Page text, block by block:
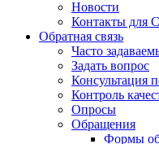
Новости
Контакты для
Обратная связь
Часто
Задать вопрос
Консультация
Контроль
Опросы
Обращения
Формы